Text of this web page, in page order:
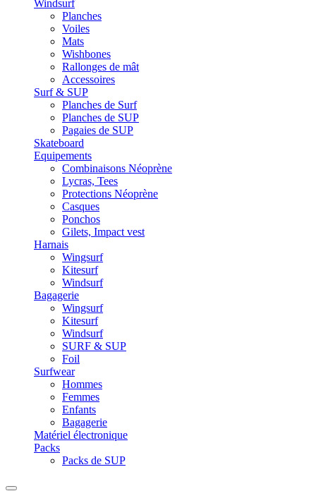
Windsurf
Planches
Voiles
Mats
Wishbones
Rallonges de mât
Accessoires
Surf & SUP
Planches de Surf
Planches de SUP
Pagaies de SUP
Skateboard
Equipements
Combinaisons Néoprène
Lycras, Tees
Protections Néoprène
Casques
Ponchos
Gilets, Impact vest
Harnais
Wingsurf
Kitesurf
Windsurf
Bagagerie
Wingsurf
Kitesurf
Windsurf
SURF & SUP
Foil
Surfwear
Hommes
Femmes
Enfants
Bagagerie
Matériel électronique
Packs
Packs de SUP